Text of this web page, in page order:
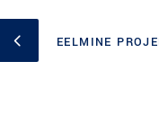
EELMINE